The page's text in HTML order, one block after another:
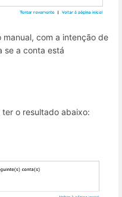
manual, com a intenção de
se a conta está
o resultado abaixo: